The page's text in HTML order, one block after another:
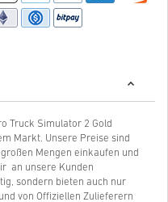
Truck Simulator 2 Gold
Markt. Unsere Preise sind
Mengen einkaufen und
an unsere Kunden
sondern bieten auch nur
von Offiziellen Zulieferern